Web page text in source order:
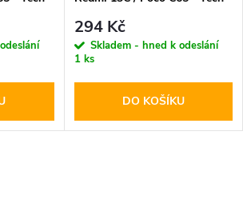
294 Kč
Skladem - hned k odeslání
1 ks
DO KOŠÍKU